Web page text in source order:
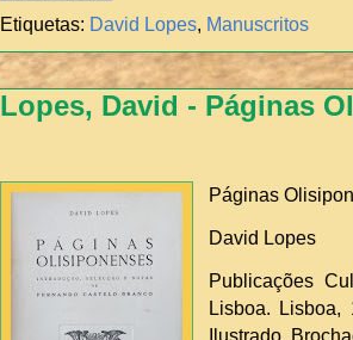
Etiquetas: David Lopes, Manuscritos
Lopes, David - Páginas
Páginas
David Lopes
Publicações
Lisboa. Lisboa,
Ilustrado.